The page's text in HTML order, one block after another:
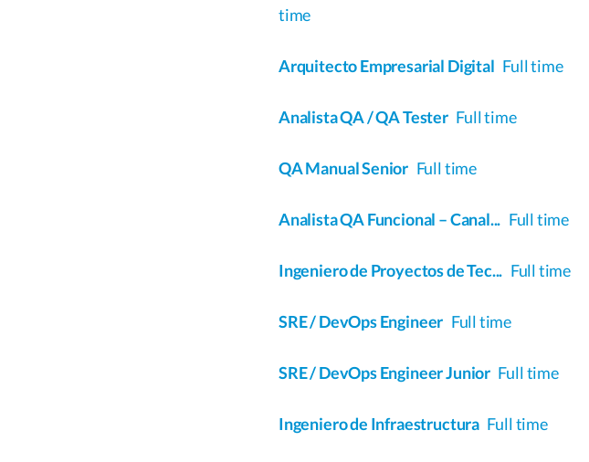
time
Arquitecto Empresarial Digital Full time
Analista QA / QA Tester Full time
QA Manual Senior Full time
Analista QA Funcional – Canal... Full time
Ingeniero de Proyectos de Tec... Full time
SRE / DevOps Engineer Full time
SRE / DevOps Engineer Junior Full time
Ingeniero de Infraestructura Full time